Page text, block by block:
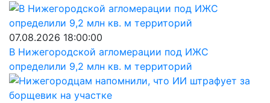
07.08.2026 18:00:00
В Нижегородской агломерации под ИЖС
определили 9,2 млн кв. м территорий